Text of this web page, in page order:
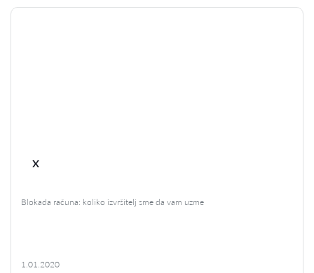
x
Blokada računa: koliko izvršitelj sme da vam uzme
1.01.2020